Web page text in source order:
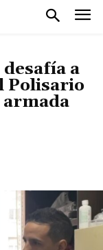
a
Polisario
armada